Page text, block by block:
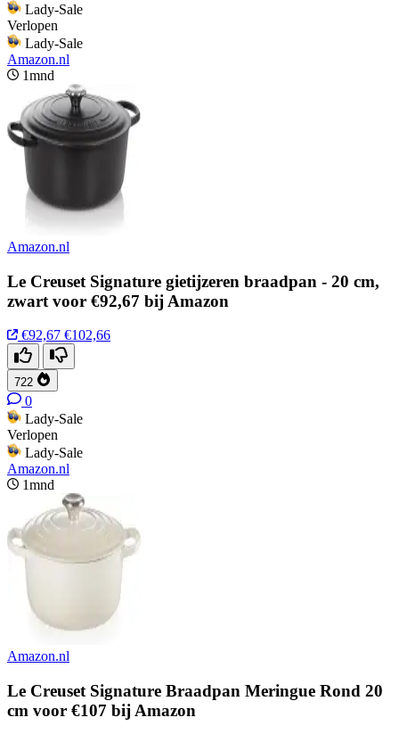
Lady-Sale
Verlopen
Lady-Sale
Amazon.nl
1mnd
Amazon.nl
Le Creuset Signature gietijzeren braadpan - 20 cm,
zwart voor €92,67 bij Amazon
€92,67 €102,66
722
0
Lady-Sale
Verlopen
Lady-Sale
Amazon.nl
1mnd
Amazon.nl
Le Creuset Signature Braadpan Meringue Rond 20
cm voor €107 bij Amazon